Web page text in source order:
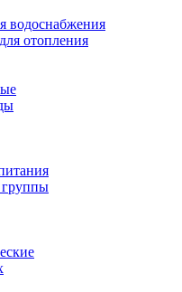
водоснабжения
отопления
группы